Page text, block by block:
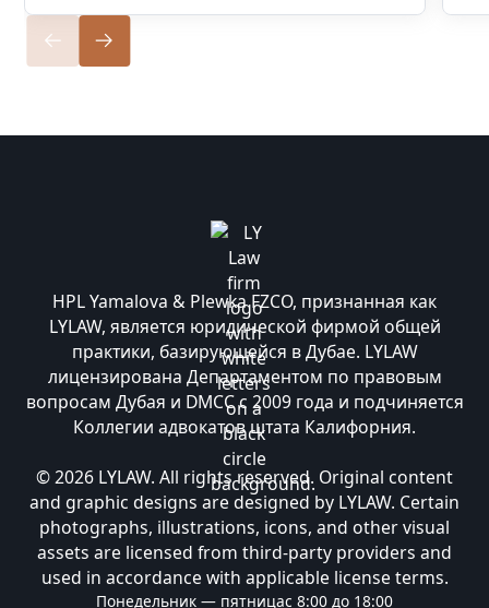
HPL Yamalova & Plewka FZCO, признанная как
LYLAW, является юридической фирмой общей
практики, базирующейся в Дубае. LYLAW
лицензирована Департаментом по правовым
вопросам Дубая и DMCC с 2009 года и подчиняется
Коллегии адвокатов штата Калифорния.
© 2026 LYLAW. All rights reserved. Original content
and graphic designs are designed by LYLAW. Certain
photographs, illustrations, icons, and other visual
assets are licensed from third-party providers and
used in accordance with applicable license terms.
Понедельник — пятницас 8:00 до 18:00